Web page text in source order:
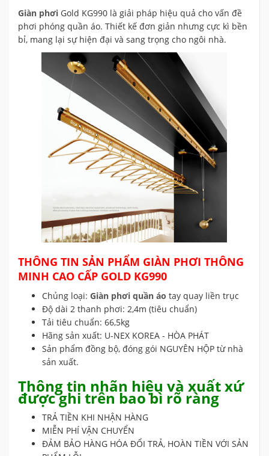
Giàn phơi Gold KG990 là giải pháp hiệu quả cho vấn đề
phơi phóng quần áo. Thiết kế đơn giản nhưng cực kì bền
bỉ, mang lại sự hiện đại và sang trọng cho ngôi nhà.
THÔNG TIN SẢN PHẨM GIÀN PHƠI THÔNG
MINH CAO CẤP GOLD KG990
Chủng loại: Giàn phơi quần áo tay quay liền trục
Độ dài 2 thanh phơi: 2,4m (tiêu chuẩn)
Tải tiêu chuẩn: 66,5kg
Hãng sản xuất: U-NEX KOREA - HÒA PHÁT
Sản phẩm đồng bộ, đóng gói NGUYÊN HỘP từ nhà
sản xuất.
Thông tin nhãn hiệu và xuất xứ
được ghi trên bao bì rõ ràng
TRẢ TIỀN KHI NHẬN HÀNG
MIỄN PHÍ VẬN CHUYỂN
ĐẢM BẢO HÀNG HÓA ĐỔI TRẢ, HOÀN TIỀN VỚI SẢN